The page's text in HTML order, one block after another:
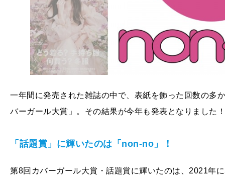
一年間に発売された雑誌の中で、表紙を飾った回数の多
バーガール大賞」。その結果が今年も発表となりました！
「話題賞」に輝いたのは「non-no 」！
第8回カバーガール大賞・話題賞に輝いたのは、2021年